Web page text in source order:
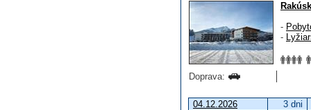
-
-
Doprava:
04.12.2026
3 dni